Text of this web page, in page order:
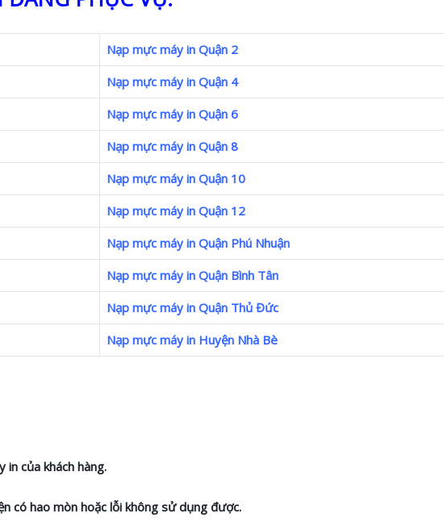
Nạp mực máy in Quận 2
Nạp mực máy in Quận 4
Nạp mực máy in Quận 6
Nạp mực máy in Quận 8
Nạp mực máy in Quận 10
Nạp mực máy in Quận 12
Nạp mực máy in Quận Phú Nhuận
Nạp mực máy in Quận Bình Tân
Nạp mực máy in Quận Thủ Đức
Nạp mực máy in Huyện Nhà Bè
in của khách hàng.
có hao mòn hoặc lỗi không sử dụng được.